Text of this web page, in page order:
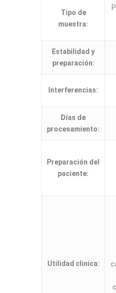
Tipo de
muestra:
Estabilidad y
preparación:
Interferencias:
Días de
procesamiento:
Preparación del
paciente:
Utilidad clinica: